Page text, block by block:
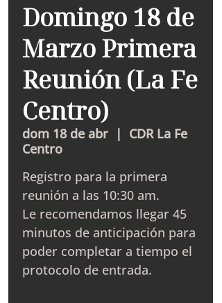
Domingo 18 de
Marzo Primera
Reunión (La Fe
Centro)
dom 18 de abr
  |
CDR La Fe
Centro
Registro para la primera
reunión a las 10:30 am.
Le recomendamos llegar 45
minutos de anticipación para
poder completar a tiempo el
protocolo de entrada.